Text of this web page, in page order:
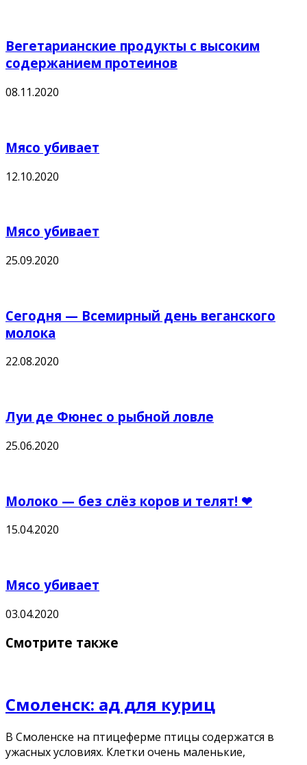
Вегетарианские продукты с высоким
содержанием протеинов
08.11.2020
Мясо убивает
12.10.2020
Мясо убивает
25.09.2020
Сегодня — Всемирный день веганского
молока
22.08.2020
Луи де Фюнес о рыбной ловле
25.06.2020
Молоко — без слёз коров и телят! ❤
15.04.2020
Мясо убивает
03.04.2020
Смотрите также
Смоленск: ад для куриц
В Смоленске на птицеферме птицы содержатся в
ужасных условиях. Клетки очень маленькие,